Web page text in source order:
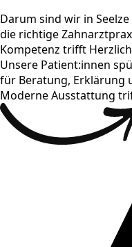
Darum sind wir in Seelze
die richtige
Kompetenz trifft
Unsere Patient:innen
für Beratung, Erklärung
Moderne Ausstattung